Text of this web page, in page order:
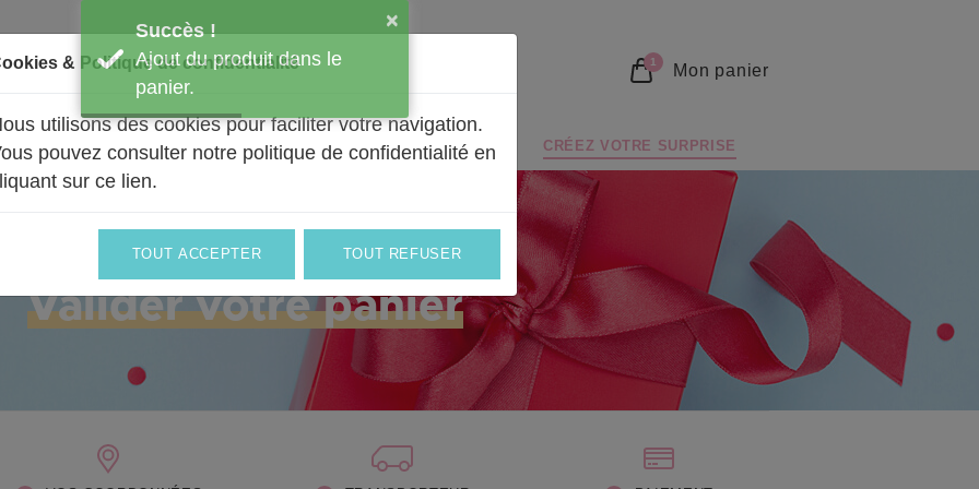
1 Mon panier
UN PEU DE NOUS PRO & ENTREPRISES CRÉEZ VOTRE SURPRISE
Une sélection de bonheur
Valider votre panier
×
Succès !
Ajout du produit dans le
panier.
& Politique de confidentialité
utilisons des cookies pour faciliter votre navigation.
pouvez consulter notre politique de confidentialité en
sur ce lien.
TOUT ACCEPTER TOUT REFUSER